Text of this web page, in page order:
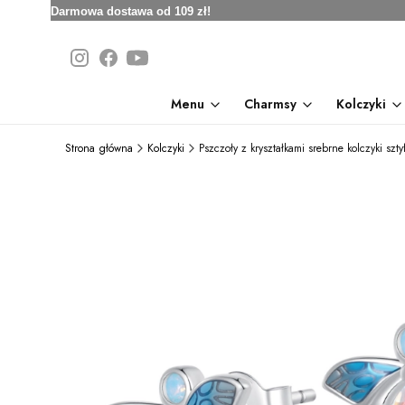
Darmowa dostawa od 109 zł!
Menu Charmsy Kolczyki
Strona główna Kolczyki Pszczoły z kryształkami srebrne kolczyki